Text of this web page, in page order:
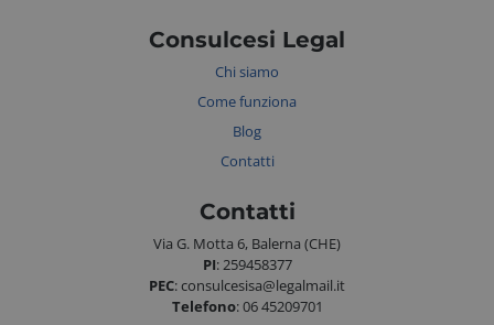
Consulcesi Legal
Chi siamo
Come funziona
Blog
Contatti
Contatti
Via G. Motta 6, Balerna (CHE)
PI: 259458377
PEC: consulcesisa@legalmail.it
Telefono: 06 45209701
VISITOR_PRIVACY_METADATA